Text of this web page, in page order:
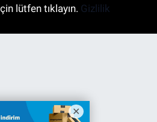
lütfen tıklayın. Gizlilik